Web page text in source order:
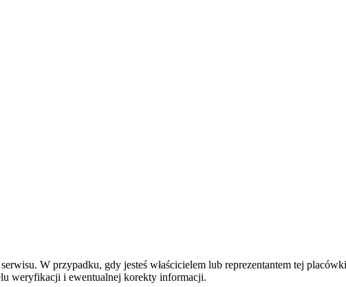
W przypadku, gdy jesteś właścicielem lub reprezentantem tej
weryfikacji i ewentualnej korekty informacji.